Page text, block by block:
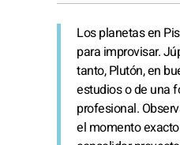
Los planetas en
para improvisar.
tanto, Plutón, en
estudios o de una
profesional.
el momento